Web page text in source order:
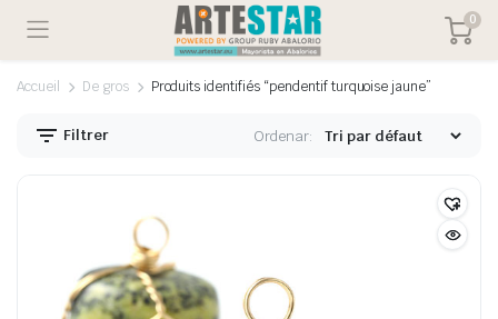
0
Accueil De gros Produits identifiés “pendentif turquoise jaune”
Filtrer Ordenar: